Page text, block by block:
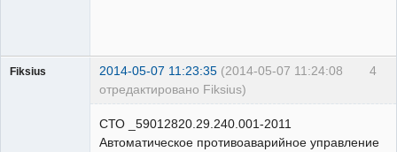
4
Fiksius 2014-05-07 11:23:35 (2014-05-07 11:24:08
отредактировано Fiksius)
СТО _59012820.29.240.001-2011
Автоматическое противоаварийное управление